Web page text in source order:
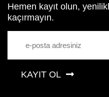
Hemen kayıt olun,
kaçırmayın.
KAYIT OL